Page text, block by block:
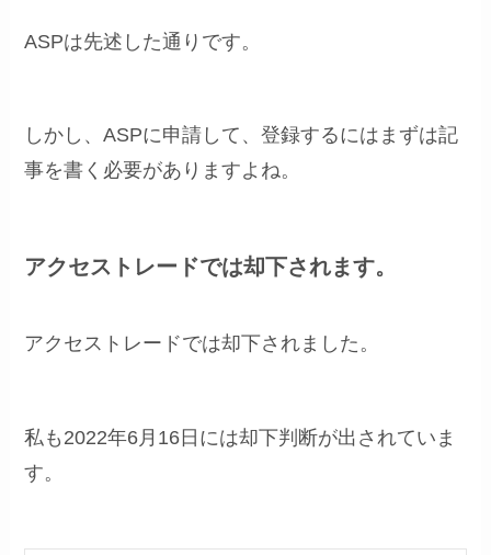
ASPは先述した通りです。
しかし、ASPに申請して、登録するにはまずは記
事を書く必要がありますよね。
アクセストレードでは却下されます。
アクセストレードでは却下されました。
私も2022年6月16日には却下判断が出されていま
す。